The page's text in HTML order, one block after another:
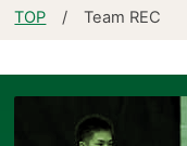
TOP / Team REC